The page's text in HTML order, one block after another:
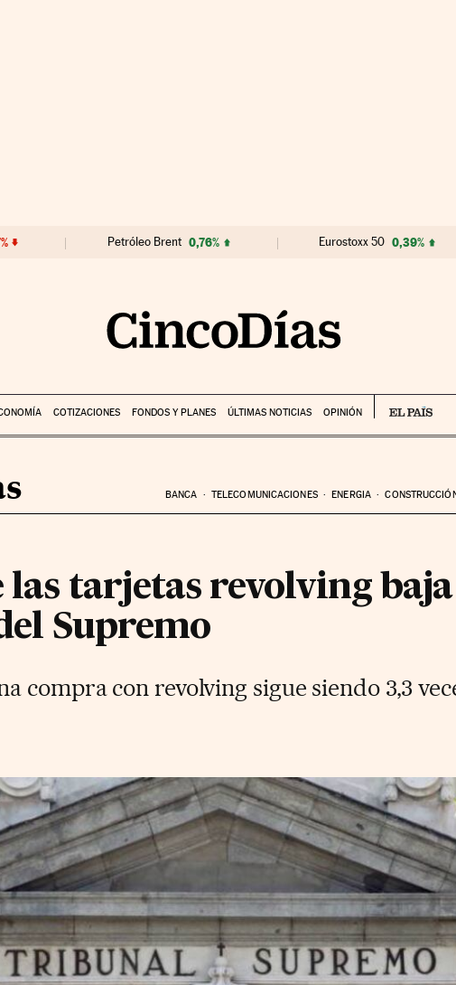
Petróleo Brent 0,76% Eurostoxx 50 0,39%
COTIZACIONES FONDOS Y PLANES ÚLTIMAS NOTICIAS OPINIÓN
BANCA TELECOMUNICACIONES ENERGIA
las tarjetas revolving baja
Supremo
compra con revolving sigue siendo 3,3